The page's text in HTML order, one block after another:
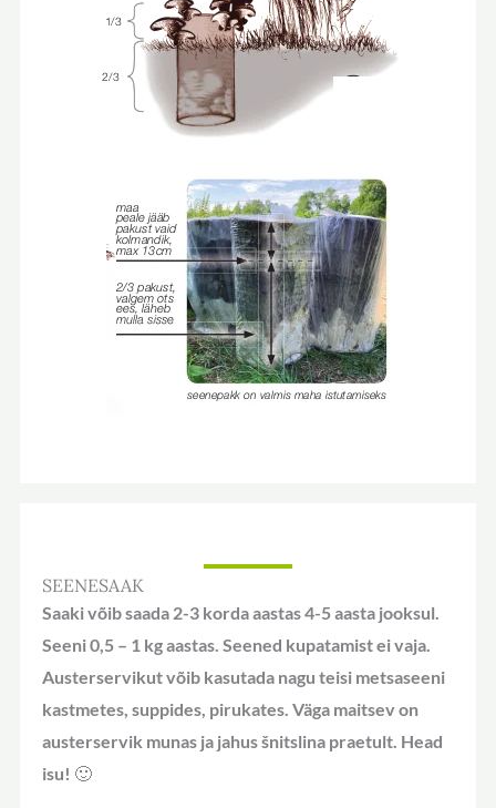
SEENESAAK
Saaki võib saada 2-3 korda aastas 4-5 aasta jooksul.
Seeni 0,5 – 1 kg aastas. Seened kupatamist ei vaja.
Austerservikut võib kasutada nagu teisi metsaseeni
kastmetes, suppides, pirukates. Väga maitsev on
austerservik munas ja jahus šnitslina praetult. Head
isu! 🙂